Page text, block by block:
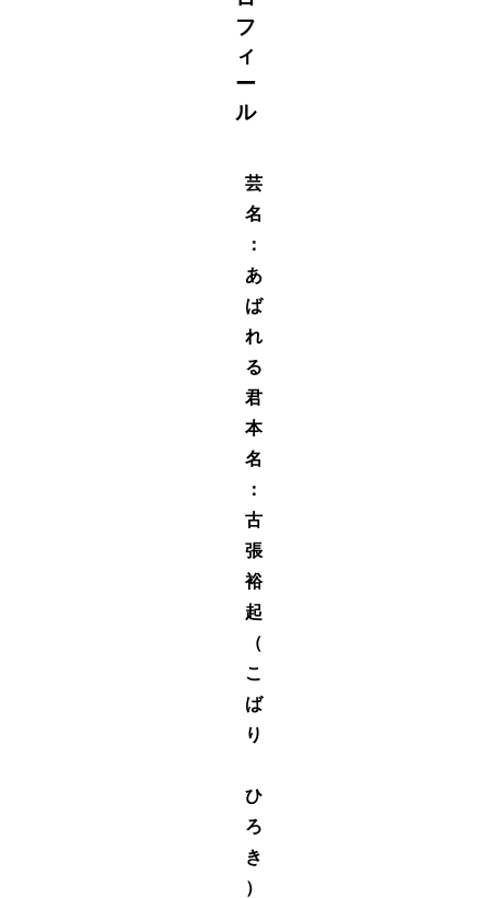
フ
ィ
ー
ル
芸
名
：
あ
ば
れ
る
君
本
名
：
古
張
裕
起
（
こ
ば
り
ひ
ろ
き
）